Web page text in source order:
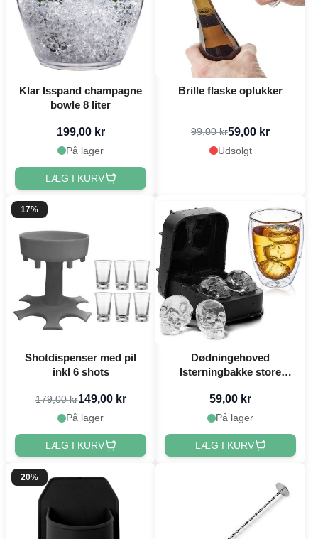
Klar Isspand champagne
bowle 8 liter
199,00 kr
På lager
LÆG I KURV
Brille flaske oplukker
99,00 kr59,00 kr
Udsolgt
17%
Shotdispenser med pil
inkl 6 shots
179,00 kr149,00 kr
På lager
LÆG I KURV
Dødningehoved
Isterningbakke store
59,00 kr
På lager
LÆG I KURV
20%